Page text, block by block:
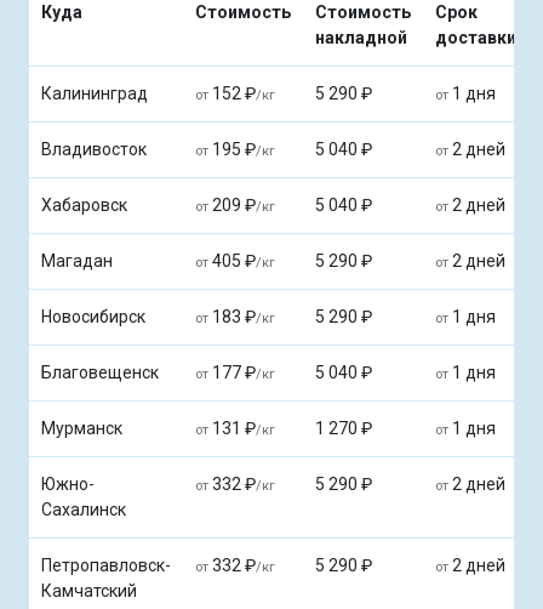
Куда Стоимость
Стоимость
накладной
Срок
доставки
Калининград от 152 ₽/кг 5 290 ₽ от 1 дня
Владивосток от 195 ₽/кг 5 040 ₽ от 2 дней
Хабаровск от 209 ₽/кг 5 040 ₽ от 2 дней
Магадан от 405 ₽/кг 5 290 ₽ от 2 дней
Новосибирск от 183 ₽/кг 5 290 ₽ от 1 дня
Благовещенск от 177 ₽/кг 5 040 ₽ от 1 дня
Мурманск от 131 ₽/кг 1 270 ₽ от 1 дня
Южно-
Сахалинск
от 332 ₽/кг 5 290 ₽ от 2 дней
Петропавловск-
Камчатский
от 332 ₽/кг 5 290 ₽ от 2 дней